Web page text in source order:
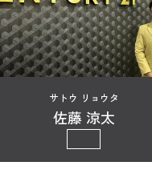
サトウ リョウタ
佐藤 涼太